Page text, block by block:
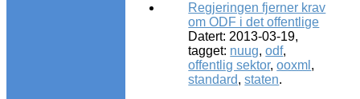
Regjeringen fjerner krav
om ODF i det offentlige
Datert: 2013-03-19,
tagget: nuug,odf,
offentlig sektor,ooxml ,
standard,staten.